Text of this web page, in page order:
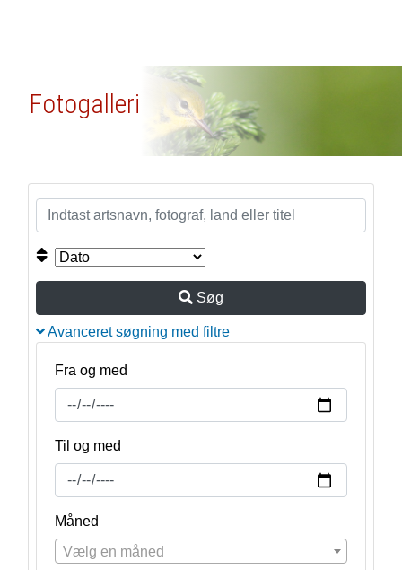
Fotogalleri
Søg
Avanceret søgning med filtre
Fra og med
Til og med
Måned
Vælg en måned